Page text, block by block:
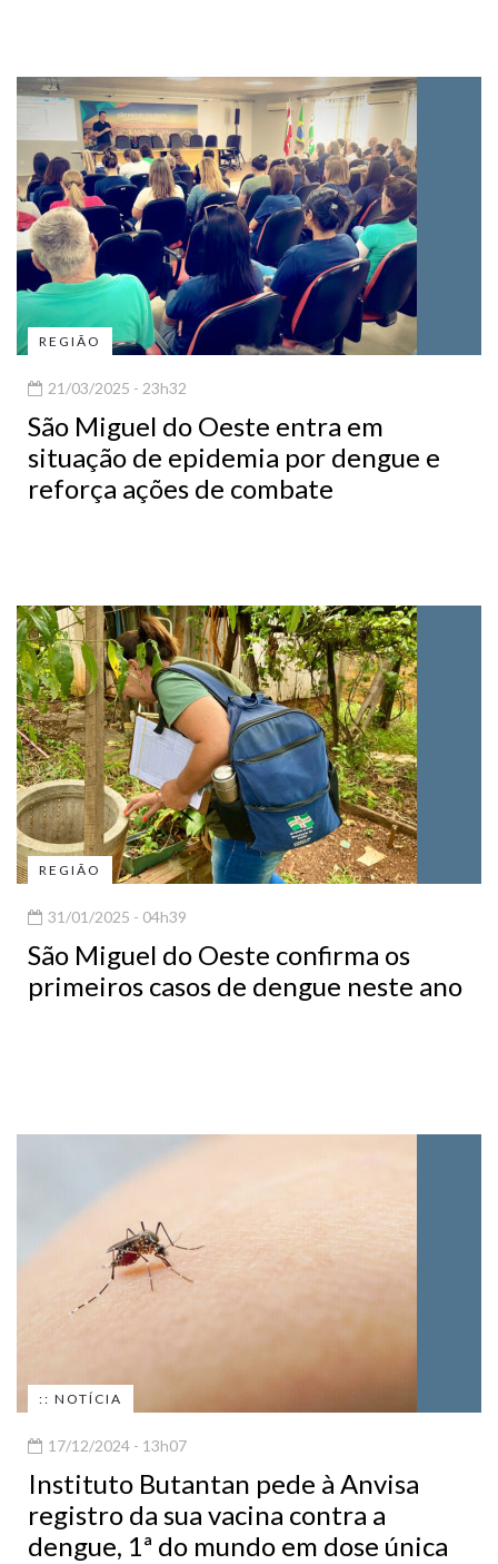
REGIÃO
21/03/2025 - 23h32
São Miguel do Oeste entra em
situação de epidemia por dengue e
reforça ações de combate
REGIÃO
31/01/2025 - 04h39
São Miguel do Oeste confirma os
primeiros casos de dengue neste ano
:: NOTÍCIA
17/12/2024 - 13h07
Instituto Butantan pede à Anvisa
registro da sua vacina contra a
dengue, 1ª do mundo em dose única